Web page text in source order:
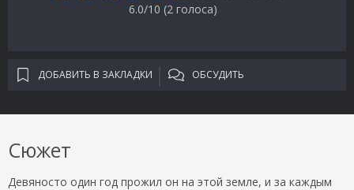
6.0/10 (2 голоса)
ДОБАВИТЬ В ЗАКЛАДКИ ОБСУДИТЬ
Сюжет
Девяносто один год прожил он на этой земле, и за каждым